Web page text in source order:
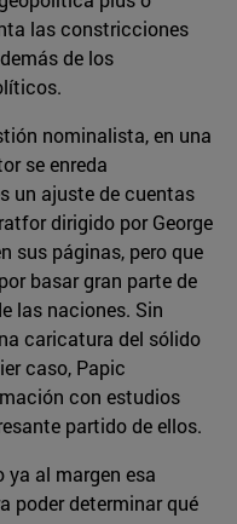
las constricciones
de los
nominalista, en una
se enreda
un ajuste de cuentas
dirigido por George
sus páginas, pero que
basar gran parte de
las naciones. Sin
caricatura del sólido
caso, Papic
con estudios
partido de ellos.
ya al margen esa
poder determinar qué